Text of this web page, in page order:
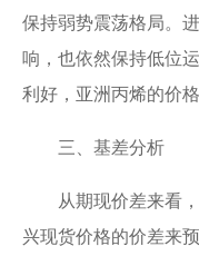
保持弱势震荡格局。
响，也依然保持低位
利好，亚洲丙烯的价
三、基差分析
从期现价差来看，
兴现货价格的价差来